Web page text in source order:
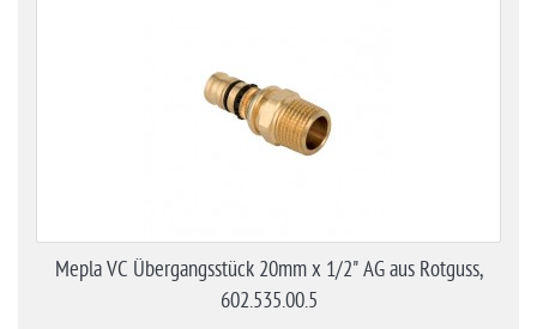
Mepla VC Übergangsstück 20mm x 1/2" AG aus Rotguss,
602.535.00.5